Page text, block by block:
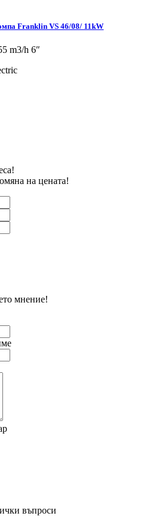
Franklin VS 46/08/ 11kW
m3/h 6″
на цената!
мнение!
въпроси